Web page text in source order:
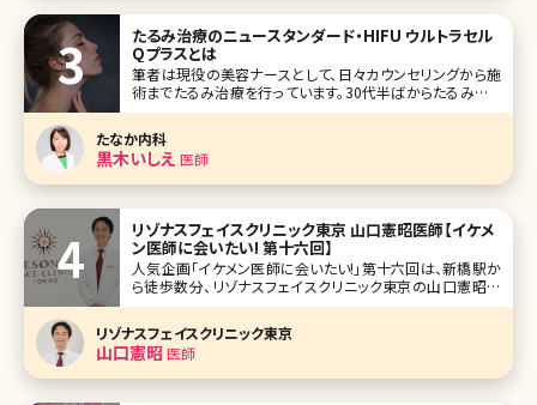
気になる副作用について
たるみ治療のニュースタンダード・HIFU ウルトラセル
Qプラスとは
筆者は現役の美容ナースとして、日々カウンセリングから施
術までたるみ治療を行っています。30代半ばからたるみやた
るみによるシワはご自身でも気になりだす方が多く、一度の
施術では終わらず納得できるまで長期間かかる根気のいる
治療と言えるでしょう。 また、他人から見た時にはシミよりシ
ワやたるみの方が年齢
たなか内科
黒木いしえ 医師
リゾナスフェイスクリニック東京 山口憲昭医師【イケメ
ン医師に会いたい! 第十六回】
人気企画「イケメン医師に会いたい!」第十六回は、新橋駅か
ら徒歩数分、リゾナスフェイスクリニック東京の山口憲昭医
師（やまぐちかずあき）先生です。 “Quality of Life Surgery”を
座右の銘として、顎顔面手術をはじめ、顔より上にこだわり総
合的に施術を提供する美容外科開院の理由とは。
リゾナスフェイスクリニック東京
山口憲昭医師